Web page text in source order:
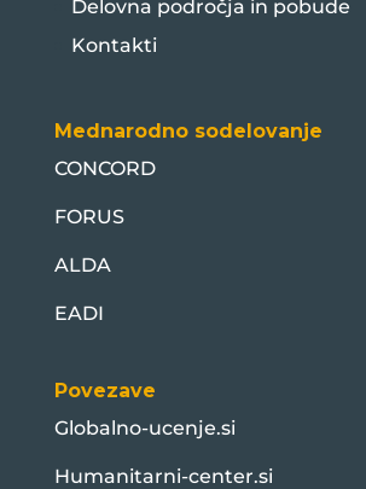
Delovna področja in pobude
Kontakti
Mednarodno sodelovanje
CONCORD
FORUS
ALDA
EADI
Povezave
Globalno-ucenje.si
Humanitarni-center.si